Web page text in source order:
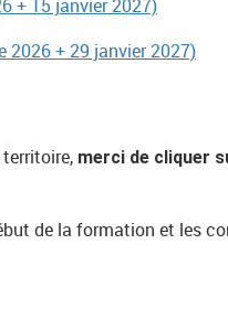
+ 15 janvier 2027)
2026 + 29 janvier 2027)
merci de cliquer
de la formation et les